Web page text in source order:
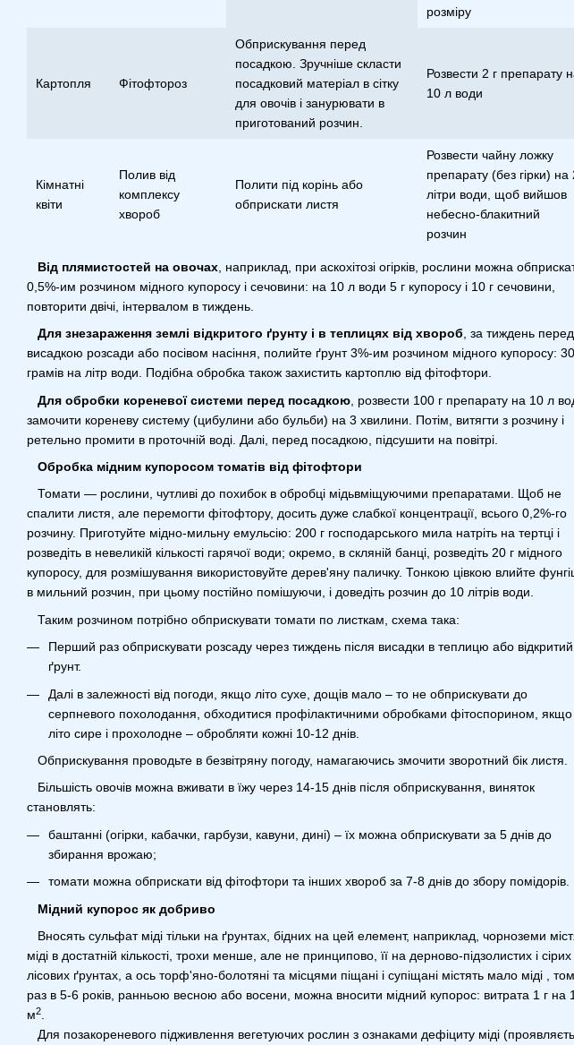
розміру
Картопля Фітофтороз
Обприскування перед
посадкою. Зручніше скласти
посадковий матеріал в сітку
для овочів і занурювати в
приготований розчин.
Розвести 2 г препарату
10 л води
Кімнатні
квіти
Полив від
комплексу
хвороб
Полити під корінь або
обприскати листя
Розвести чайну ложку
препарату (без гірки) на
літри води, щоб вийшов
небесно-блакитний
розчин
Від плямистостей на овочах , наприклад, при аскохітозі огірків, рослини можна
0,5%-им розчином мідного купоросу і сечовини: на 10 л води 5 г купоросу і 10 г сечовини,
повторити двічі, інтервалом в тиждень.
Для знезараження землі відкритого ґрунту і в теплицях від хвороб, за тиждень перед
висадкою розсади або посівом насіння, полийте ґрунт 3%-им розчином мідного купоросу: 30
грамів на літр води. Подібна обробка також захистить картоплю від фітофтори.
Для обробки кореневої системи перед посадкою , розвести 100 г препарату на 10 л
замочити кореневу систему (цибулини або бульби) на 3 хвилини. Потім, витягти з розчину і
ретельно промити в проточній воді. Далі, перед посадкою, підсушити на повітрі.
Обробка мідним купоросом томатів від фітофтори
Томати — рослини, чутливі до похибок в обробці мідьвміщуючими препаратами. Щоб не
спалити листя, але перемогти фітофтору, досить дуже слабкої концентрації, всього 0,2%-го
розчину. Приготуйте мідно-мильну емульсію: 200 г господарського мила натріть на тертці і
розведіть в невеликій кількості гарячої води; окремо, в скляній банці, розведіть 20 г мідного
купоросу, для розмішування використовуйте дерев'яну паличку. Тонкою цівкою влийте
в мильний розчин, при цьому постійно помішуючи, і доведіть розчин до 10 літрів води.
Таким розчином потрібно обприскувати томати по листкам, схема така:
Перший раз обприскувати розсаду через тиждень після висадки в теплицю або відкритий
ґрунт.
Далі в залежності від погоди, якщо літо сухе, дощів мало – то не обприскувати до
серпневого похолодання, обходитися профілактичними обробками фітоспорином, якщо
літо сире і прохолодне – обробляти кожні 10-12 днів.
Обприскування проводьте в безвітряну погоду, намагаючись змочити зворотний бік листя.
Більшість овочів можна вживати в їжу через 14-15 днів після обприскування, виняток
становлять:
баштанні (огірки, кабачки, гарбузи, кавуни, дині) – їх можна обприскувати за 5 днів до
збирання врожаю;
томати можна обприскати від фітофтори та інших хвороб за 7-8 днів до збору помідорів.
Мідний купорос як добриво
Вносять сульфат міді тільки на ґрунтах, бідних на цей елемент, наприклад, чорноземи
міді в достатній кількості, трохи менше, але не принципово, її на дерново-підзолистих і сірих
лісових ґрунтах, а ось торф'яно-болотяні та місцями піщані і супіщані містять мало міді ,
раз в 5-6 років, ранньою весною або восени, можна вносити мідний купорос: витрата 1 г на 1
м2
Для позакореневого підживлення вегетуючих рослин з ознаками дефіциту міді